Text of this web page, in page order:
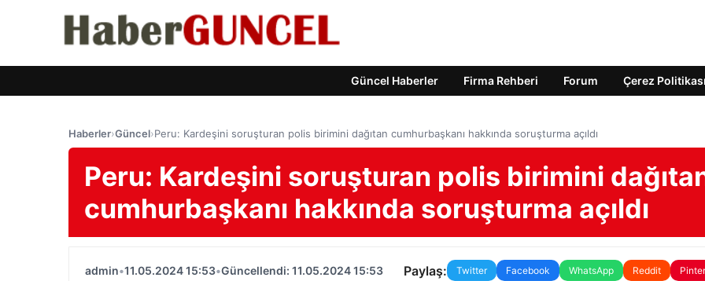
Güncel Haberler Firma Rehberi Forum Çerez Politikası
Haberler›Güncel›Peru: Kardeşini soruşturan polis birimini dağıtan cumhurbaşkanı hakkında soruşturma açıldı
Peru: Kardeşini soruşturan polis birimini
cumhurbaşkanı hakkında soruşturma açıldı
admin•11.05.2024 15:53•Güncellendi: 11.05.2024 15:53 Paylaş: Twitter Facebook WhatsApp Reddit